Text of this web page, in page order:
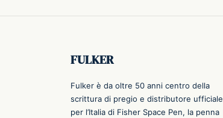
FULKER
Fulker è da oltre 50 anni centro della
scrittura di pregio e distributore ufficiale
per l’Italia di Fisher Space Pen, la penna